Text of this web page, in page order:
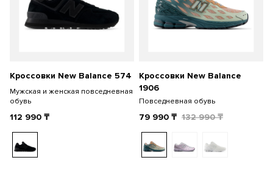
Кроссовки New Balance 574
Мужская и женская повседневная
обувь
112 990 ₸
Кроссовки New Balance
1906
Повседневная обувь
79 990 ₸ 132 990₸